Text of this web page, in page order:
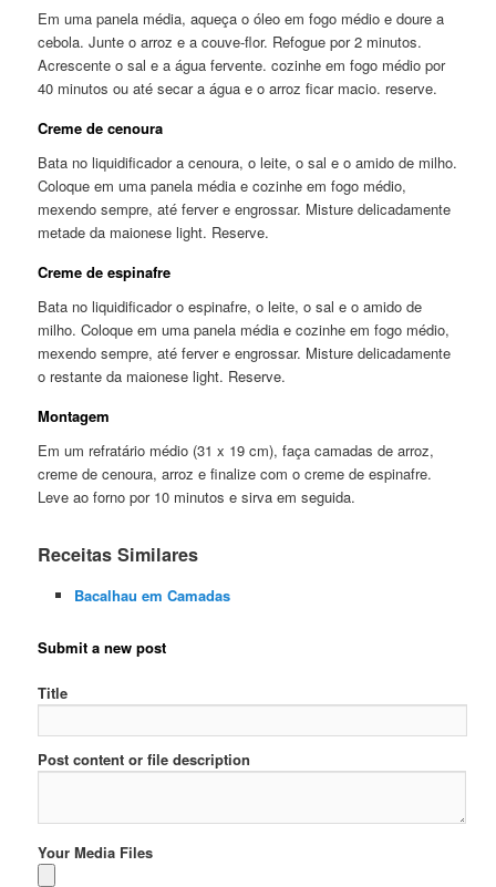
Em uma panela média, aqueça o óleo em fogo médio e doure a
cebola. Junte o arroz e a couve-flor. Refogue por 2 minutos.
Acrescente o sal e a água fervente. cozinhe em fogo médio por
40 minutos ou até secar a água e o arroz ficar macio. reserve.
Creme de cenoura
Bata no liquidificador a cenoura, o leite, o sal e o amido de milho.
Coloque em uma panela média e cozinhe em fogo médio,
mexendo sempre, até ferver e engrossar. Misture delicadamente
metade da maionese light. Reserve.
Creme de espinafre
Bata no liquidificador o espinafre, o leite, o sal e o amido de
milho. Coloque em uma panela média e cozinhe em fogo médio,
mexendo sempre, até ferver e engrossar. Misture delicadamente
o restante da maionese light. Reserve.
Montagem
Em um refratário médio (31 x 19 cm), faça camadas de arroz,
creme de cenoura, arroz e finalize com o creme de espinafre.
Leve ao forno por 10 minutos e sirva em seguida.
Receitas Similares
Bacalhau em Camadas
Submit a new post
Title
Post content or file description
Your Media Files